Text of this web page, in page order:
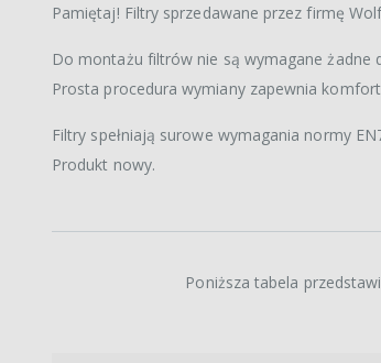
Pamiętaj! Filtry sprzedawane przez firmę
Do montażu filtrów nie są wymagane żadne
Prosta procedura wymiany zapewnia
Filtry spełniają surowe wymagania normy
Produkt nowy.
Poniższa tabela